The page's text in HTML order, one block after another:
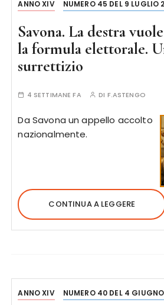
ANNO XIV NUMERO 45 DEL 9 LUGLIO
Savona. La destra
la formula elettorale.
surrettizio
4 SETTIMANE FA DI F.ASTENGO
Da Savona un appello accolto
nazionalmente.
CONTINUA A LEGGERE
ANNO XIV NUMERO 40 DEL 4